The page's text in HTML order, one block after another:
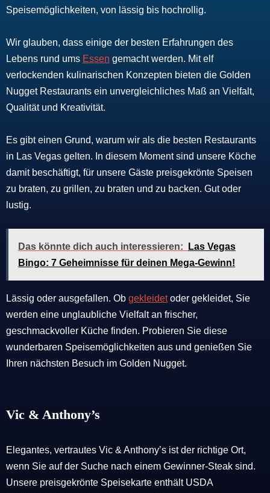
Speisemöglichkeiten, von lässig bis hochrollig.
Wir glauben, dass einige der besten Erfahrungen des
Lebens rund ums Essen gemacht werden. Mit elf
verlockenden kulinarischen Konzepten bieten die Golden
Nugget Restaurants ein unvergleichliches Maß an Vielfalt,
Qualität und Kreativität.
Es gibt einen Grund, warum wir als die besten Restaurants
in Las Vegas gelten. In diesem Moment sind unsere Köche
damit beschäftigt, für unsere Gäste preisgekrönte Speisen
zu braten, zu grillen, zu braten und zu backen. Gut oder
lustig.
Das könnte dich auch interessieren:
Las Vegas
Bingo: 7 Geheimnisse für deinen Mega-Gewinn!
Lässig oder ausgefallen. Ob gekleidetoder gekleidet, Sie
werden eine unglaubliche Vielfalt an frischer,
geschmackvoller Küche finden. Probieren Sie diese
wunderbaren Speisemöglichkeiten aus und genießen Sie
Ihren nächsten Besuch im Golden Nugget.
Vic & Anthony’s
Elegantes, vertrautes Vic & Anthony’s ist der richtige Ort,
wenn Sie auf der Suche nach einem Gewinner-Steak sind.
Unsere preisgekrönte Speisekarte enthält USDA